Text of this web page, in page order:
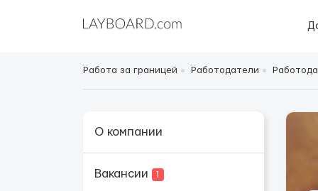
Работа за границей Работодатели
О компании
Вакансии 1